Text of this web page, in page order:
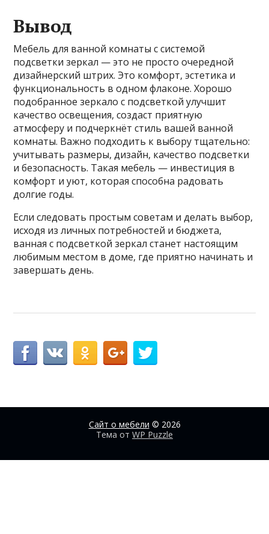
Вывод
Мебель для ванной комнаты с системой
подсветки зеркал — это не просто очередной
дизайнерский штрих. Это комфорт, эстетика и
функциональность в одном флаконе. Хорошо
подобранное зеркало с подсветкой улучшит
качество освещения, создаст приятную
атмосферу и подчеркнёт стиль вашей ванной
комнаты. Важно подходить к выбору тщательно:
учитывать размеры, дизайн, качество подсветки
и безопасность. Такая мебель — инвестиция в
комфорт и уют, которая способна радовать
долгие годы.
Если следовать простым советам и делать выбор,
исходя из личных потребностей и бюджета,
ванная с подсветкой зеркал станет настоящим
любимым местом в доме, где приятно начинать и
завершать день.
Сайт о мебели © 2026
Тема от WP Puzzle